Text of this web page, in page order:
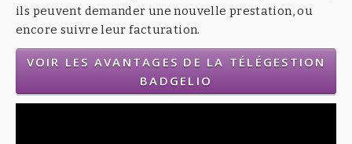
ils peuvent demander une nouvelle prestation, ou
encore suivre leur facturation.
VOIR LES AVANTAGES DE LA TÉLÉGESTION
BADGELIO